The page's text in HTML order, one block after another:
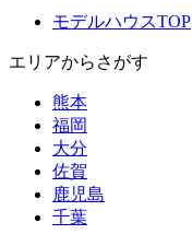
モデルハウスTOP
エリアからさがす
熊本
福岡
大分
佐賀
鹿児島
千葉